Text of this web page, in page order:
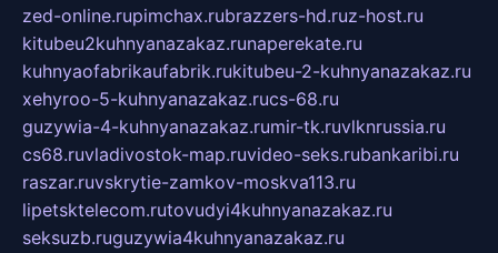
zed-online.rupimchax.rubrazzers-hd.ruz-host.ru
kitubeu2kuhnyanazakaz.runaperekate.ru
kuhnyaofabrikaufabrik.rukitubeu-2-kuhnyanazakaz.ru
xehyroo-5-kuhnyanazakaz.rucs-68.ru
guzywia-4-kuhnyanazakaz.rumir-tk.ruvlknrussia.ru
cs68.ruvladivostok-map.ruvideo-seks.rubankaribi.ru
raszar.ruvskrytie-zamkov-moskva113.ru
lipetsktelecom.rutovudyi4kuhnyanazakaz.ru
seksuzb.ruguzywia4kuhnyanazakaz.ru